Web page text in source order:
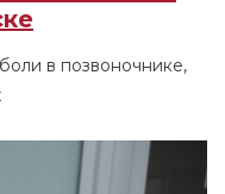
в позвоночнике,